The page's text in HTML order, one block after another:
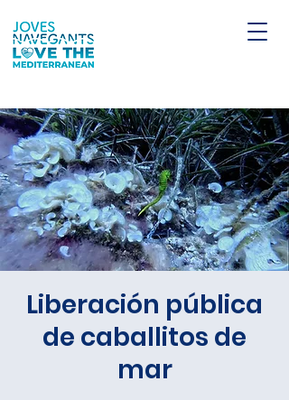
Liberación pública
de caballitos de
mar